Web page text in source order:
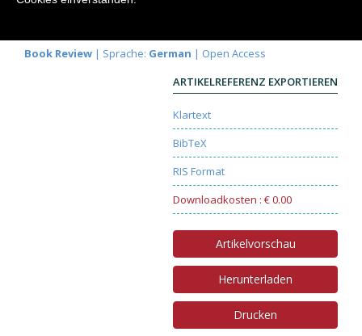
Book Review | Sprache: German | Open Access
ARTIKELREFERENZ EXPORTIEREN
Klartext
BibTeX
RIS Format
Downloadkosten : € 0.00
Artikelvorschau
Herunterladen
Drucken